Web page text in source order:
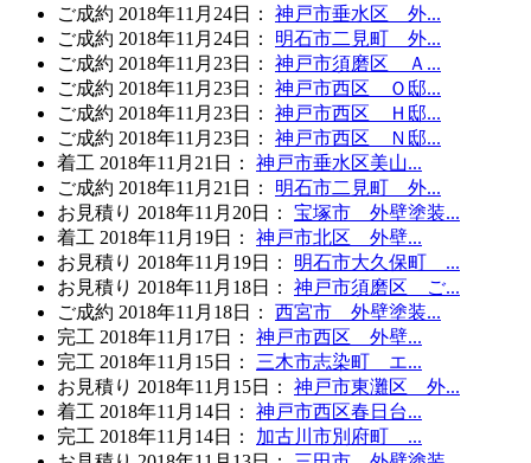
ご成約 2018年11月24日 ：
神戸市垂水区 外...
ご成約 2018年11月24日 ：
明石市二見町 外...
ご成約 2018年11月23日 ：
神戸市須磨区 Ａ...
ご成約 2018年11月23日 ：
神戸市西区 Ｏ邸...
ご成約 2018年11月23日 ：
神戸市西区 Ｈ邸...
ご成約 2018年11月23日 ：
神戸市西区 Ｎ邸...
着工 2018年11月21日 ：
神戸市垂水区美山...
ご成約 2018年11月21日 ：
明石市二見町 外...
お見積り 2018年11月20日 ：
宝塚市 外壁塗装...
着工 2018年11月19日 ：
神戸市北区 外壁...
お見積り 2018年11月19日 ：
明石市大久保町 ...
お見積り 2018年11月18日 ：
神戸市須磨区 ご...
ご成約 2018年11月18日 ：
西宮市 外壁塗装...
完工 2018年11月17日 ：
神戸市西区 外壁...
完工 2018年11月15日 ：
三木市志染町 エ...
お見積り 2018年11月15日 ：
神戸市東灘区 外...
着工 2018年11月14日 ：
神戸市西区春日台...
完工 2018年11月14日 ：
加古川市別府町 ...